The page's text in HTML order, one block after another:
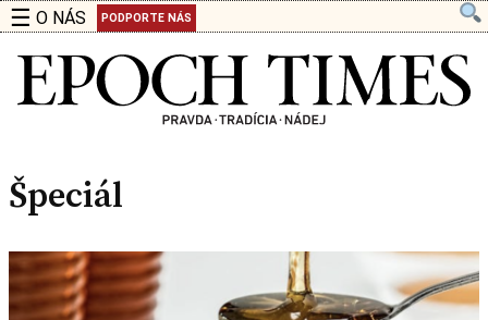
☰ O NÁS PODPORTE NÁS
Špeciál